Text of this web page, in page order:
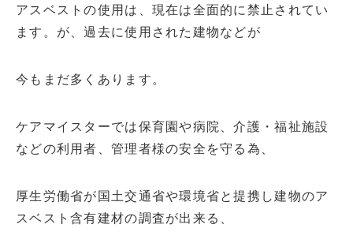
アスベストの使用は、現在は全面的に禁止されてい
ます。が、過去に使用された建物などが
今もまだ多くあります。
ケアマイスターでは保育園や病院、介護・福祉施設
などの利用者、管理者様の安全を守る為、
厚生労働省が国土交通省や環境省と提携し建物のア
スベスト含有建材の調査が出来る、